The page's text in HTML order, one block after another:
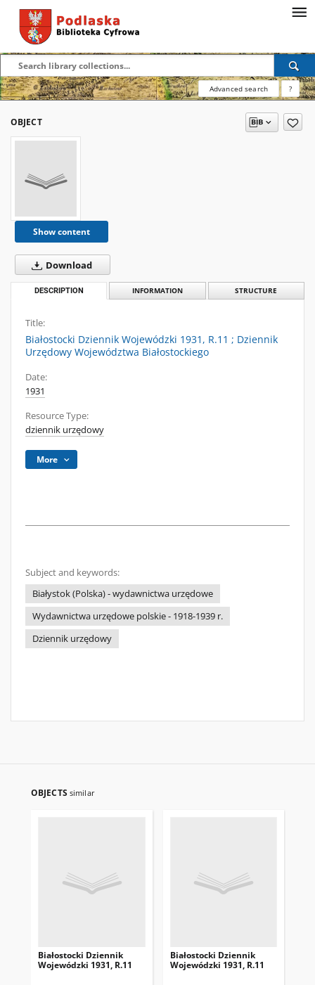
Advanced search ?
OBJECT
Show content
Download
DESCRIPTION INFORMATION STRUCTURE
Title:
Białostocki Dziennik Wojewódzki 1931, R.11 ; Dziennik
Urzędowy Województwa Białostockiego
Date:
1931
Resource Type:
dziennik urzędowy
More
Subject and keywords:
Białystok (Polska) - wydawnictwa urzędowe
Wydawnictwa urzędowe polskie - 1918-1939 r.
Dziennik urzędowy
OBJECTS similar
Białostocki Dziennik
Wojewódzki 1931, R.11
Białostocki Dziennik
Wojewódzki 1931, R.11